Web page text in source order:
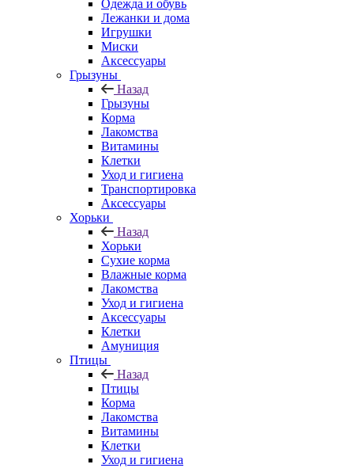
Одежда и обувь
Лежанки и дома
Игрушки
Миски
Аксессуары
Грызуны
Назад
Грызуны
Корма
Лакомства
Витамины
Клетки
Уход и гигиена
Транспортировка
Аксессуары
Хорьки
Назад
Хорьки
Сухие корма
Влажные корма
Лакомства
Уход и гигиена
Аксессуары
Клетки
Амуниция
Птицы
Назад
Птицы
Корма
Лакомства
Витамины
Клетки
Уход и гигиена